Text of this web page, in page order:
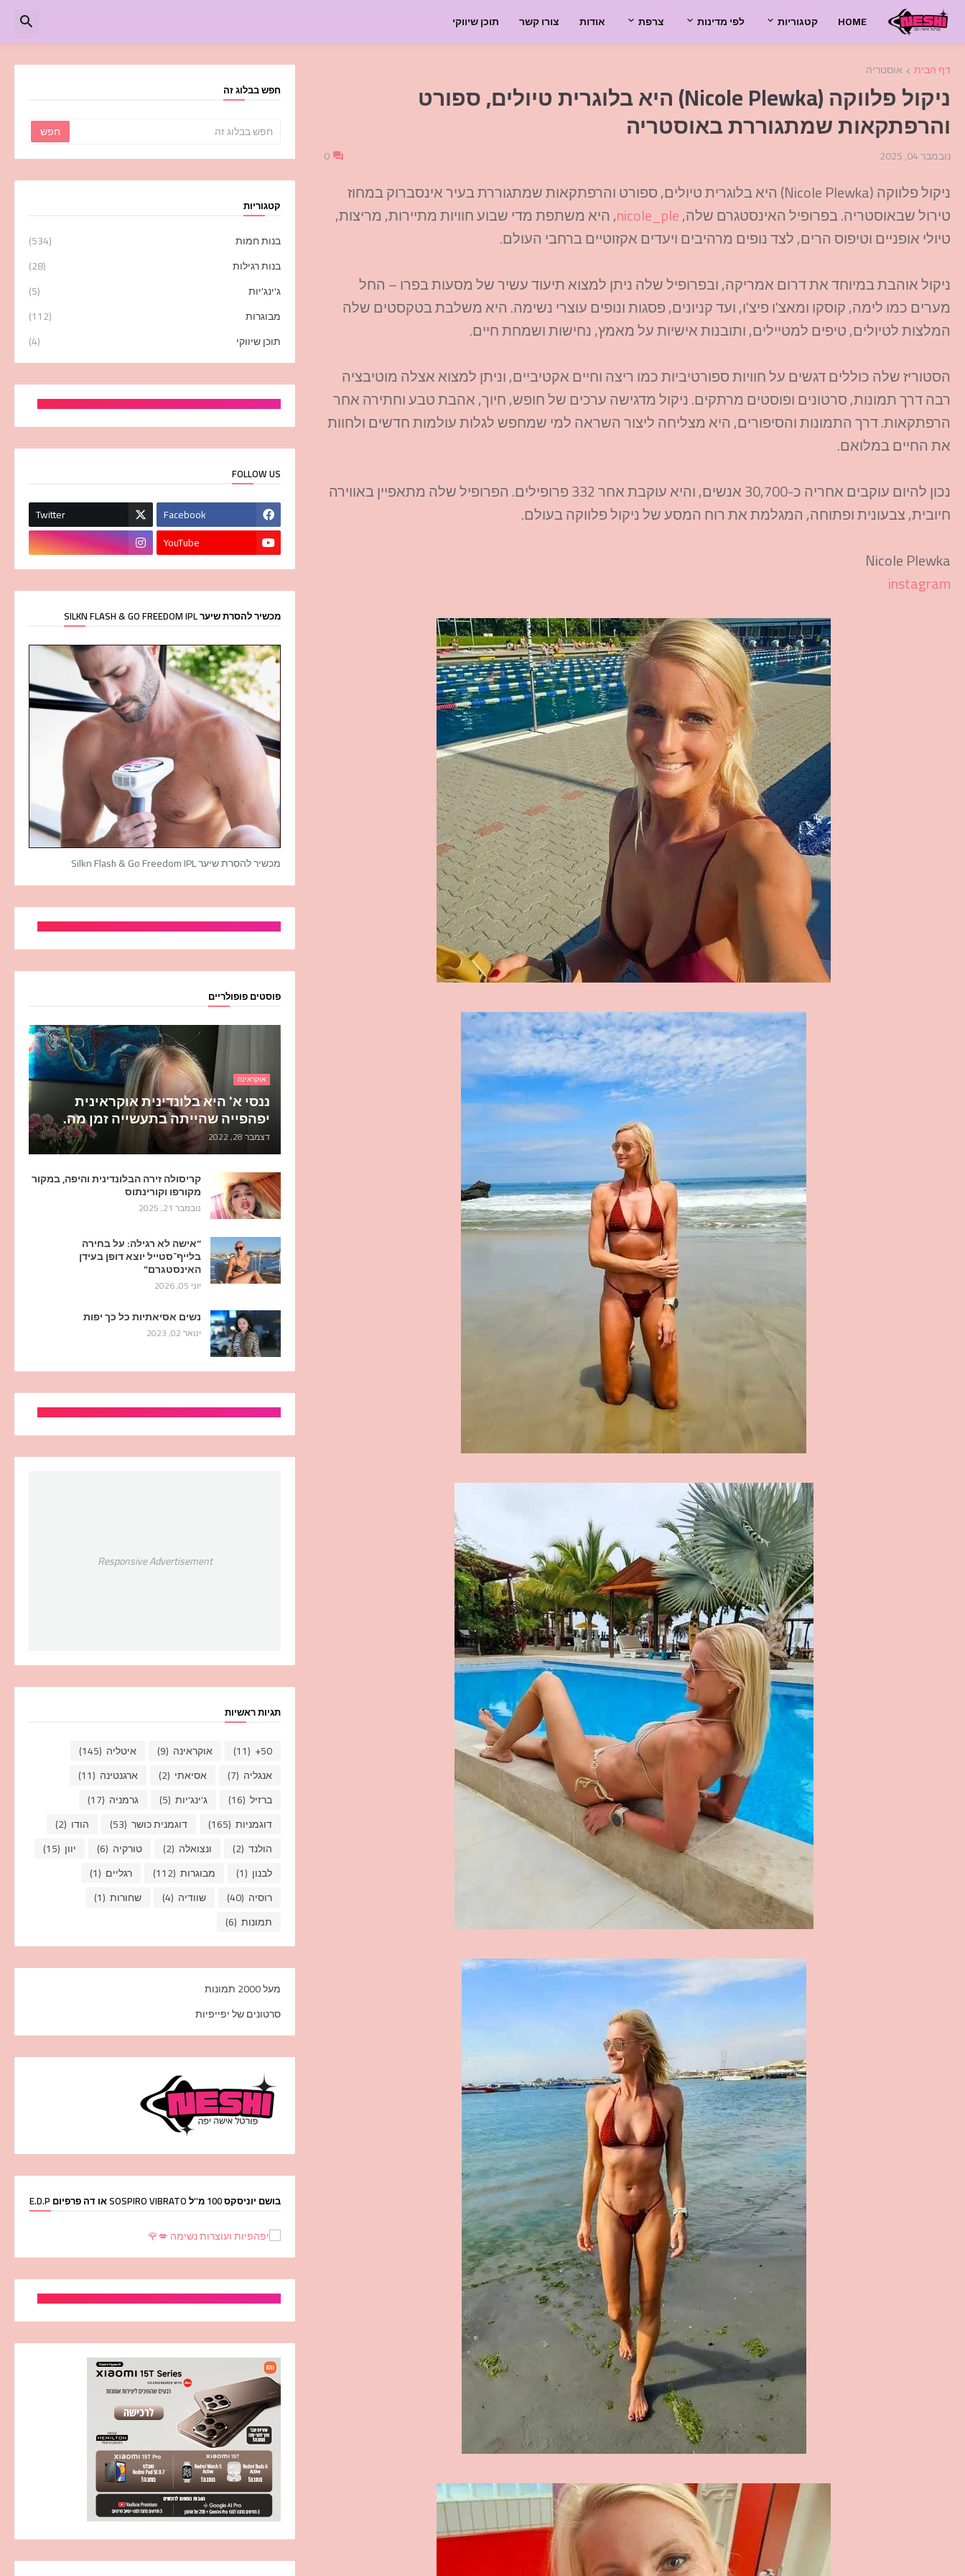
HOME קטגוריות לפי מדינות צרפת אודות צורו קשר תוכן שיווקי
דף הבית אוסטריה
ניקול פלווקה (Nicole Plewka) היא בלוגרית טיולים, ספורט
והרפתקאות שמתגוררת באוסטריה
נובמבר 04, 2025 0
ניקול פלווקה (Nicole Plewka) היא בלוגרית טיולים, ספורט והרפתקאות שמתגוררת בעיר אינסברוק במחוז
טירול שבאוסטריה. בפרופיל האינסטגרם שלה,nicole_ple, היא משתפת מדי שבוע חוויות מתיירות, מריצות,
טיולי אופניים וטיפוס הרים, לצד נופים מרהיבים ויעדים אקזוטיים ברחבי העולם.
ניקול אוהבת במיוחד את דרום אמריקה, ובפרופיל שלה ניתן למצוא תיעוד עשיר של מסעות בפרו – החל
מערים כמו לימה, קוסקו ומאצ'ו פיצ'ו, ועד קניונים, פסגות ונופים עוצרי נשימה. היא משלבת בטקסטים שלה
המלצות לטיולים, טיפים למטיילים, ותובנות אישיות על מאמץ, נחישות ושמחת חיים.
הסטוריז שלה כוללים דגשים על חוויות ספורטיביות כמו ריצה וחיים אקטיביים, וניתן למצוא אצלה מוטיבציה
רבה דרך תמונות, סרטונים ופוסטים מרתקים. ניקול מדגישה ערכים של חופש, חיוך, אהבת טבע וחתירה אחר
הרפתקאות. דרך התמונות והסיפורים, היא מצליחה ליצור השראה למי שמחפש לגלות עולמות חדשים ולחוות
את החיים במלואם.
נכון להיום עוקבים אחריה כ-30,700 אנשים, והיא עוקבת אחר 332 פרופילים. הפרופיל שלה מתאפיין באווירה
חיובית, צבעונית ופתוחה, המגלמת את רוח המסע של ניקול פלווקה בעולם.​
Nicole Plewka
instagram
חפש בבלוג זה
קטגוריות
בנות חמות
(534)
בנות רגילות
(28)
ג'ינג'יות
(5)
מבוגרות
(112)
תוכן שיווקי
(4)
FOLLOW US
Facebook
Twitter
YouTube
מכשיר להסרת שיער SILKN FLASH & GO FREEDOM IPL
מכשיר להסרת שיער Silkn Flash & Go Freedom IPL
פוסטים פופולריים
אוקראינה
ננסי א' היא בלונדינית אוקראינית
יפהפייה שהייתה בתעשייה זמן מה.
דצמבר 28, 2022
קריסולה זירה הבלונדינית והיפה, במקור
מקורפו וקורינתוס
נובמבר 21, 2025
“אישה לא רגילה: על בחירה
בלייף־סטייל יוצא דופן בעידן
האינסטגרם”
יוני 05, 2026
נשים אסיאתיות כל כך יפות
ינואר 02, 2023
Responsive Advertisement
תגיות ראשיות
50+
(11) אוקראינה (9) איטליה (145)
אנגליה (7) אסיאתי (2) ארגנטינה (11)
ברזיל (16) ג'ינג'יות (5) גרמניה (17)
דוגמניות (165) דוגמנית כושר (53) הודו (2)
הולנד (2) ונצואלה (2) טורקיה (6) יוון (15)
לבנון (1) מבוגרות (112) רגליים (1)
רוסיה (40) שוודיה (4) שחורות (1)
תמונות (6)
מעל 2000 תמונות
סרטונים של יפייפיות
בושם יוניסקס 100 מ''ל SOSPIRO VIBRATO או דה פרפיום E.D.P